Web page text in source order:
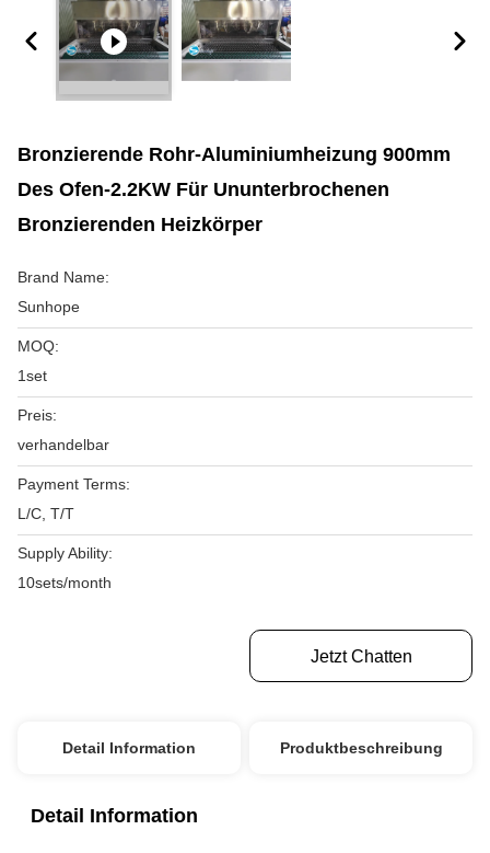
Bronzierende Rohr-Aluminiumheizung 900mm
Des Ofen-2.2KW Für Ununterbrochenen
Bronzierenden Heizkörper
Brand Name:
Sunhope
MOQ:
1set
Preis:
verhandelbar
Payment Terms:
L/C, T/T
Supply Ability:
10sets/month
Jetzt Chatten
Detail Information Produktbeschreibung
Detail Information